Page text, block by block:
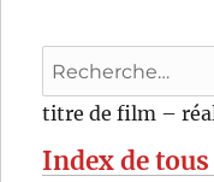
Recherche
pour
:
titre de film –
Index de